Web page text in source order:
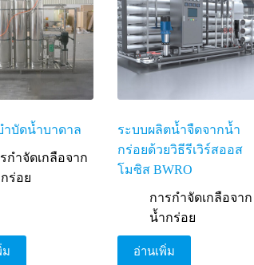
ำบัดน้ำบาดาล
กำจัดเกลือจาก
ร่อย
ม
ระบบผลิตน้ำจืดจากน้ำ
กร่อยด้วยวิธีรีเวิร์สออส
โมซิส BWRO
การกำจัดเกลือจาก
น้ำกร่อย
อ่านเพิ่ม